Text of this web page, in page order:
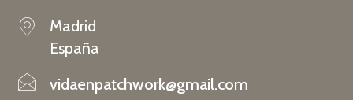
Madrid
España
vidaenpatchwork@gmail.com